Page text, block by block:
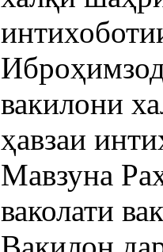
вакилони
ҳавзаи
Мавзуна
ваколати